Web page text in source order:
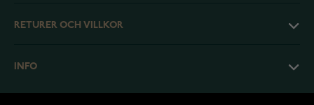
RETURER OCH VILLKOR
INFO